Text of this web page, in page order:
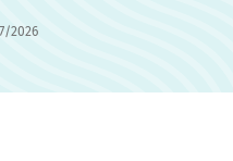
2026